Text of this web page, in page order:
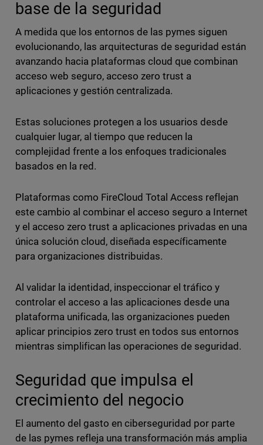
base de la seguridad
A medida que los entornos de las pymes siguen
evolucionando, las arquitecturas de seguridad están
avanzando hacia plataformas cloud que combinan
acceso web seguro, acceso zero trust a
aplicaciones y gestión centralizada.
Estas soluciones protegen a los usuarios desde
cualquier lugar, al tiempo que reducen la
complejidad frente a los enfoques tradicionales
basados en la red.
Plataformas como FireCloud Total Access reflejan
este cambio al combinar el acceso seguro a Internet
y el acceso zero trust a aplicaciones privadas en una
única solución cloud, diseñada específicamente
para organizaciones distribuidas.
Al validar la identidad, inspeccionar el tráfico y
controlar el acceso a las aplicaciones desde una
plataforma unificada, las organizaciones pueden
aplicar principios zero trust en todos sus entornos
mientras simplifican las operaciones de seguridad.
Seguridad que impulsa el
crecimiento del negocio
El aumento del gasto en ciberseguridad por parte
de las pymes refleja una transformación más amplia